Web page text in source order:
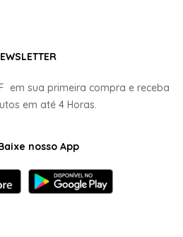
em sua primeira compra e receba
em até 4 Horas.
nosso App